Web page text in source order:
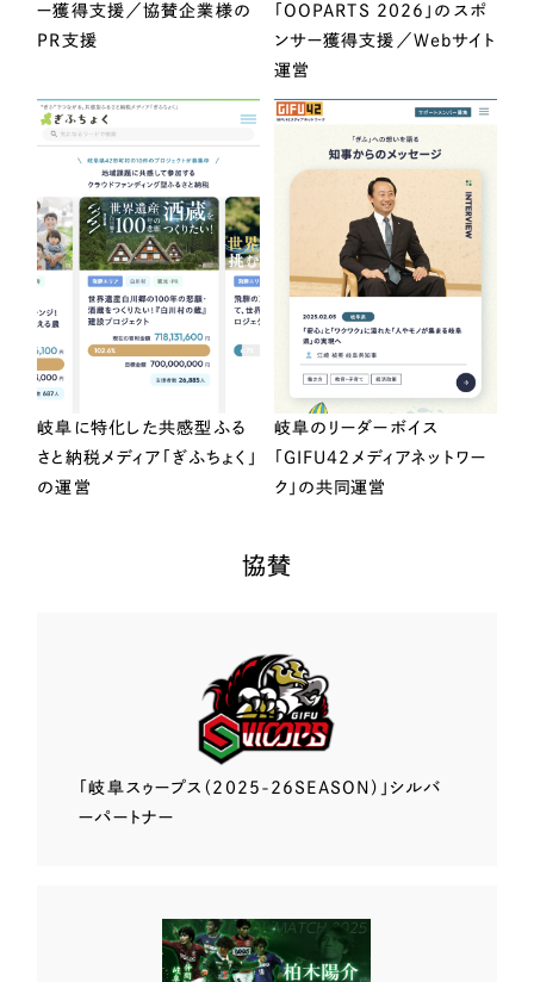
ー獲得支援／協賛企業様の
PR支援
「OOPARTS 2026」のスポ
ンサー獲得支援／Webサイト
運営
岐阜に特化した共感型ふる
さと納税メディア「ぎふちょく」
の運営
岐阜のリーダーボイス
「GIFU42メディアネットワー
ク」の共同運営
協賛
「岐阜スゥープス （2025-26SEASON）」 シルバ
ーパートナー